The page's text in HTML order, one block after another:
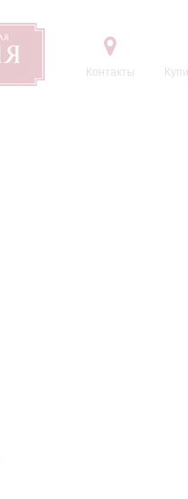
Контакты